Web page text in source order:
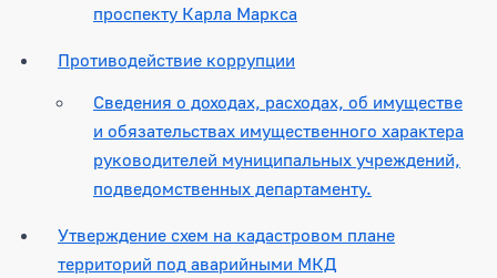
проспекту Карла Маркса
Противодействие коррупции
Сведения о доходах, расходах, об имуществе
и обязательствах имущественного характера
руководителей муниципальных учреждений,
подведомственных департаменту.
Утверждение схем на кадастровом плане
территорий под аварийными МКД